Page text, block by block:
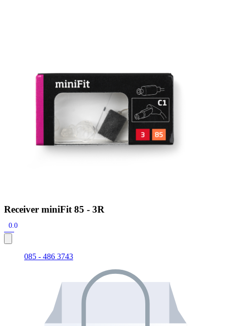
Onderhoudsartikelen
Signia Active Mini IX - Oplaadbaar
De Signia Active Mini IX is het nieuwste hoortoestel van Signia.
Receiver miniFit 85 - 3R
0.0
085 - 486 3743